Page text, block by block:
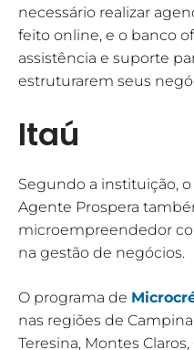
necessário realizar
feito online, e o banco
assistência e suporte
estruturarem seus
Itaú
Segundo a instituição,
Agente Prospera
microempreendedor
na gestão de negócios.
O programa de
nas regiões de
Teresina, Montes